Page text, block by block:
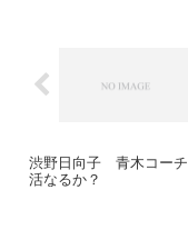
渋野日向子 青木コー
活なるか？